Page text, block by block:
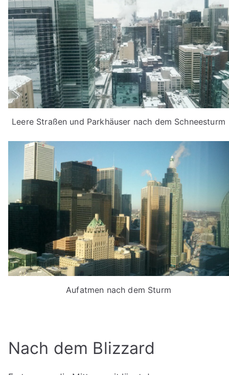
Leere Straßen und Parkhäuser nach dem Schneesturm
Aufatmen nach dem Sturm
Nach dem Blizzard